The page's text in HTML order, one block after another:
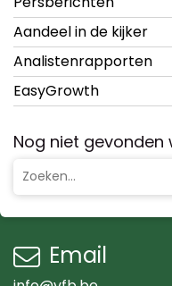
Aandeel in de kijker
Analistenrapporten
EasyGrowth
Nog niet gevonden
Email